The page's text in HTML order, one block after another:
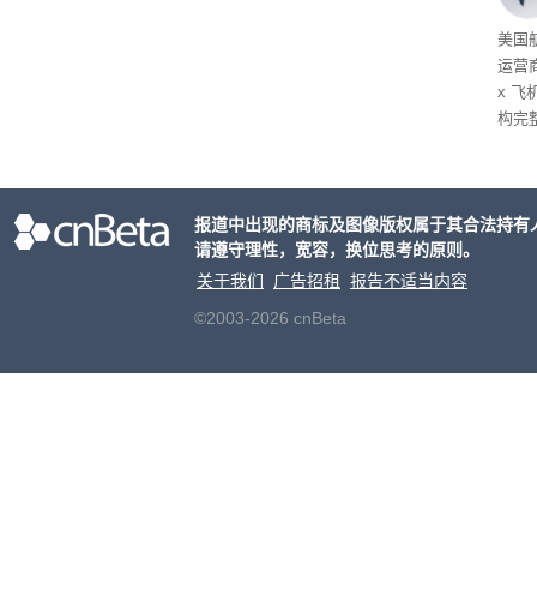
在
美国
运营
x 飞
构完
报道中出现的商标及图像版权属于其合法持
请遵守理性，宽容，换位思考的原则。
关于我们
广告招租
报告不适当内容
©2003-2026 cnBeta